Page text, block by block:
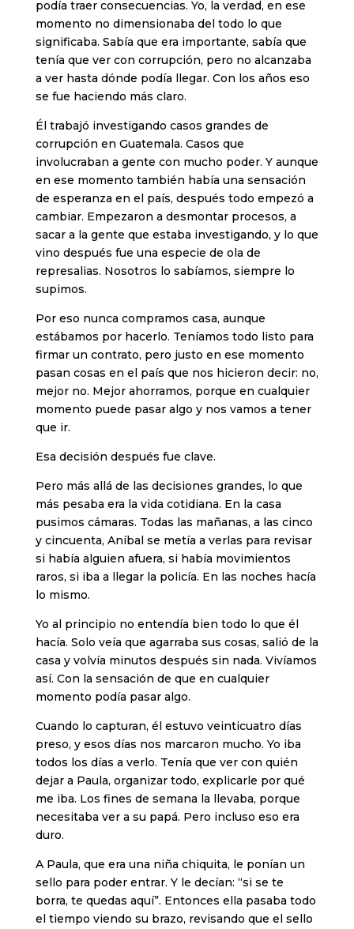
podía traer consecuencias. Yo, la verdad, en ese
momento no dimensionaba del todo lo que
significaba. Sabía que era importante, sabía que
tenía que ver con corrupción, pero no alcanzaba
a ver hasta dónde podía llegar. Con los años eso
se fue haciendo más claro.
Él trabajó investigando casos grandes de
corrupción en Guatemala. Casos que
involucraban a gente con mucho poder. Y aunque
en ese momento también había una sensación
de esperanza en el país, después todo empezó a
cambiar. Empezaron a desmontar procesos, a
sacar a la gente que estaba investigando, y lo que
vino después fue una especie de ola de
represalias. Nosotros lo sabíamos, siempre lo
supimos.
Por eso nunca compramos casa, aunque
estábamos por hacerlo. Teníamos todo listo para
firmar un contrato, pero justo en ese momento
pasan cosas en el país que nos hicieron decir: no,
mejor no. Mejor ahorramos, porque en cualquier
momento puede pasar algo y nos vamos a tener
que ir.
Esa decisión después fue clave.
Pero más allá de las decisiones grandes, lo que
más pesaba era la vida cotidiana. En la casa
pusimos cámaras. Todas las mañanas, a las cinco
y cincuenta, Aníbal se metía a verlas para revisar
si había alguien afuera, si había movimientos
raros, si iba a llegar la policía. En las noches hacía
lo mismo.
Yo al principio no entendía bien todo lo que él
hacía. Solo veía que agarraba sus cosas, salió de la
casa y volvía minutos después sin nada. Vivíamos
así. Con la sensación de que en cualquier
momento podía pasar algo.
Cuando lo capturan, él estuvo veinticuatro días
preso, y esos días nos marcaron mucho. Yo iba
todos los días a verlo. Tenía que ver con quién
dejar a Paula, organizar todo, explicarle por qué
me iba. Los fines de semana la llevaba, porque
necesitaba ver a su papá. Pero incluso eso era
duro.
A Paula, que era una niña chiquita, le ponían un
sello para poder entrar. Y le decían: “si se te
borra, te quedas aquí”. Entonces ella pasaba todo
el tiempo viendo su brazo, revisando que el sello